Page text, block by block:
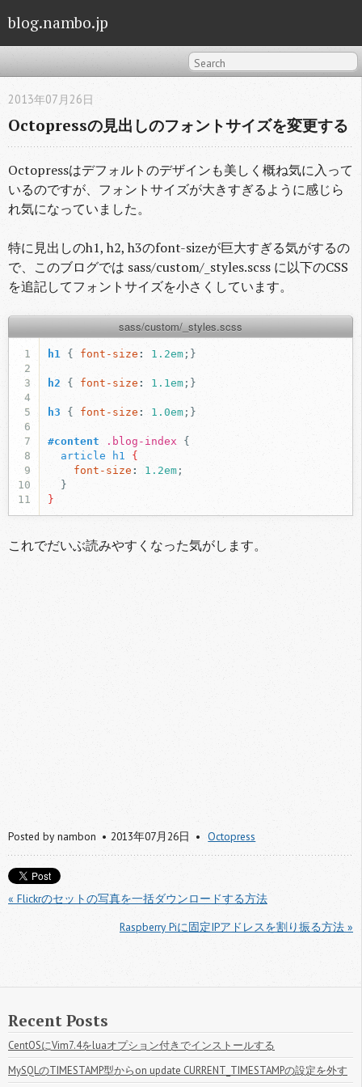
blog.nambo.jp
Octopressの見出しのフォントサイズを変更する
2013年07月26日
Octopressはデフォルトのデザインも美しく概ね気に入って
いるのですが、フォントサイズが大きすぎるように感じら
れ気になっていました。
特に見出しのh1, h2, h3のfont-sizeが巨大すぎる気がするの
で、このブログでは sass/custom/_styles.scss に以下のCSS
を追記してフォントサイズを小さくしています。
sass/custom/_styles.scss
1
2
3
4
5
6
7
8
9
10
11
h1 { font-size : 1.2em ;}
h2 { font-size : 1.1em ;}
h3 { font-size : 1.0em ;}
#content .blog-index
{
article
h1
{
font-size : 1.2em ;
}
}
これでだいぶ読みやすくなった気がします。
Posted by nambon 2013年07月26日 Octopress
« Flickrのセットの写真を一括ダウンロードする方法
Raspberry Piに固定IPアドレスを割り振る方法 »
Recent Posts
CentOSにVim7.4をluaオプション付きでインストールする
MySQLのTIMESTAMP型からon update CURRENT_TIMESTAMPの設定を外す